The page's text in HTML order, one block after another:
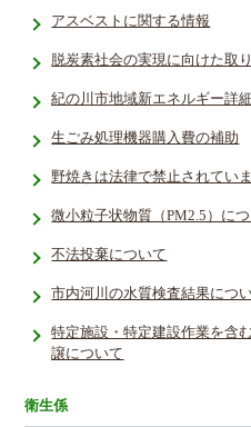
アスベストに関する情報
脱炭素社会の実現に向けた取
紀の川市地域新エネルギー詳
生ごみ処理機器購入費の補助
野焼きは法律で禁止されてい
微小粒子状物質（PM2.5）に
不法投棄について
市内河川の水質検査結果につ
特定施設・特定建設作業を含
譲について
衛生係